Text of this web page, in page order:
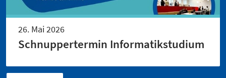
26. Mai 2026
Schnuppertermin Informatikstudium